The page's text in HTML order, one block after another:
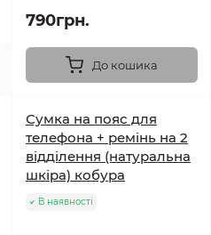
790грн.
До кошика
Сумка на пояс для
телефона + ремінь на 2
відділення (натуральна
шкіра) кобура
В наявності